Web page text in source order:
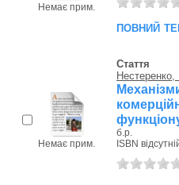
Немає прим.
повний
Немає прим.
Стаття
б.р.
ISBN